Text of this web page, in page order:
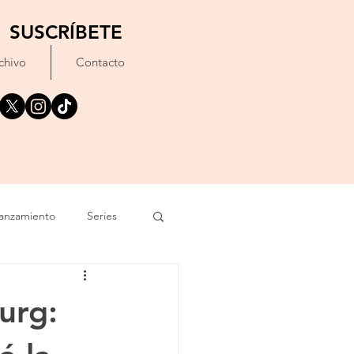
SUSCRÍBETE
Contacto
Series
Festival
Erótico